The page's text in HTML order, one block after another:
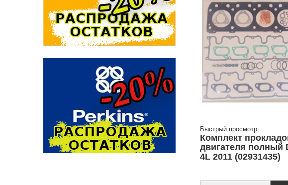
Быстрый просмотр
Комплект
двигателя полный
4L 2011 (02931435)